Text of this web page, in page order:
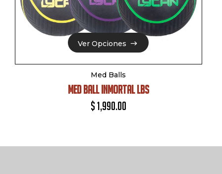
Ver Opciones
Ver Opciones
Med Balls
MED BALL INMORTAL LBS
$1,990.00